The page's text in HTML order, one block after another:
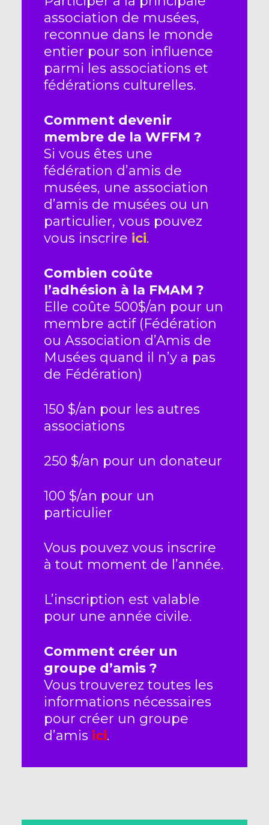
association de musées,
reconnue dans le monde
entier pour son influence
parmi les associations et
fédérations culturelles.
Comment devenir
membre de la WFFM ?
Si vous êtes une
fédération d’amis de
musées, une association
d’amis de musées ou un
particulier, vous pouvez
vous inscrire ici.
Combien coûte
l’adhésion à la FMAM ?
Elle coûte 500$/an pour un
membre actif (Fédération
ou Association d’Amis de
Musées quand il n’y a pas
de Fédération)
150 $/an pour les autres
associations
250 $/an pour un donateur
100 $/an pour un
particulier
Vous pouvez vous inscrire
à tout moment de l’année.
L’inscription est valable
pour une année civile.
Comment créer un
groupe d’amis ?
Vous trouverez toutes les
informations nécessaires
pour créer un groupe
d’amis ici.